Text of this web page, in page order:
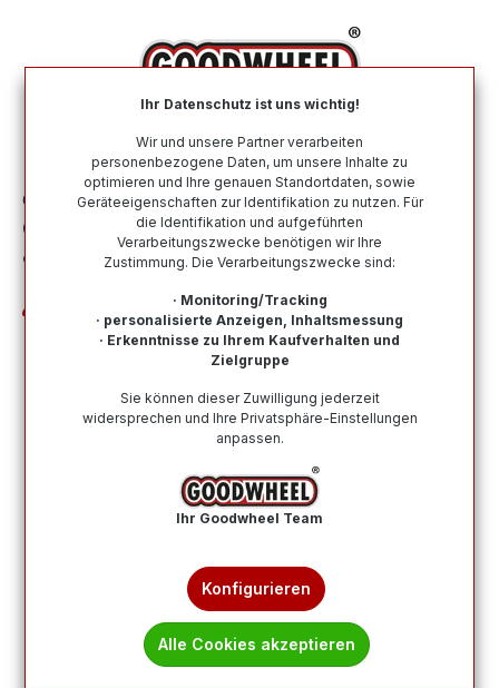
Ganzjahresreifen Nach Größe 235 55 R17
GENERAL TIRE GRABBER AT3 235/55R17
99H FR BSW
Ihr Datenschutz ist uns wichtig!
Wir und unsere Partner verarbeiten
personenbezogene Daten, um unsere Inhalte zu
optimieren und Ihre genauen Standortdaten, sowie
Geräteeigenschaften zur Identifikation zu nutzen. Für
die Identifikation und aufgeführten
Verarbeitungszwecke benötigen wir Ihre
Zustimmung. Die Verarbeitungszwecke sind:
· Monitoring/Tracking
· personalisierte Anzeigen, Inhaltsmessung
· Erkenntnisse zu Ihrem Kaufverhalten und
Zielgruppe
Sie können dieser Zuwilligung jederzeit
widersprechen und Ihre Privatsphäre-Einstellungen
anpassen.
Ihr Goodwheel Team
Konfigurieren
Alle Cookies akzeptieren